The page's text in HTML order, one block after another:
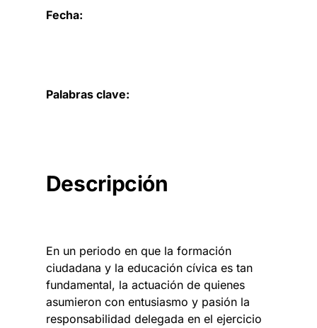
Fecha:
Palabras clave:
Descripción
En un periodo en que la formación
ciudadana y la educación cívica es tan
fundamental, la actuación de quienes
asumieron con entusiasmo y pasión la
responsabilidad delegada en el ejercicio